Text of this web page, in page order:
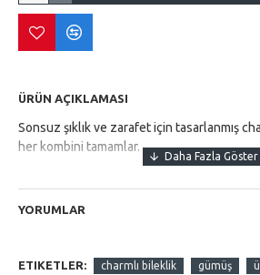
ÜRÜN AÇIKLAMASI
Sonsuz şıklık ve zarafet için tasarlanmış
her kombini tamamlar.
YORUMLAR
ETIKETLER: charmlı bileklik gümüş